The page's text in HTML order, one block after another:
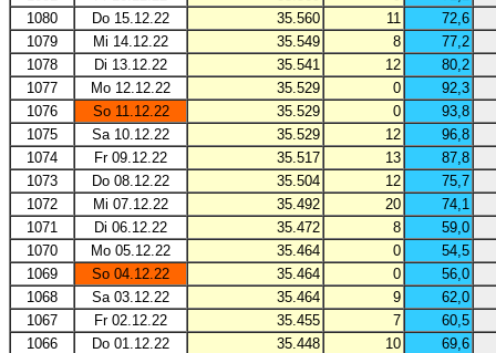
1080
Do 15.12.22 35.560 11
72,6
1079
Mi 14.12.22 35.549 8
77,2
1078
Di 13.12.22 35.541 12
80,2
1077
Mo 12.12.22 35.529 0
92,3
1076
So 11.12.22 35.529 0
93,8
1075
Sa 10.12.22 35.529 12
96,8
1074
Fr 09.12.22 35.517 13
87,8
1073
Do 08.12.22 35.504 12
75,7
1072
Mi 07.12.22 35.492 20
74,1
1071
Di 06.12.22 35.472 8
59,0
1070
Mo 05.12.22 35.464 0
54,5
1069
So 04.12.22 35.464 0
56,0
1068
Sa 03.12.22 35.464 9
62,0
1067
Fr 02.12.22 35.455 7
60,5
1066
Do 01.12.22 35.448 10
69,6